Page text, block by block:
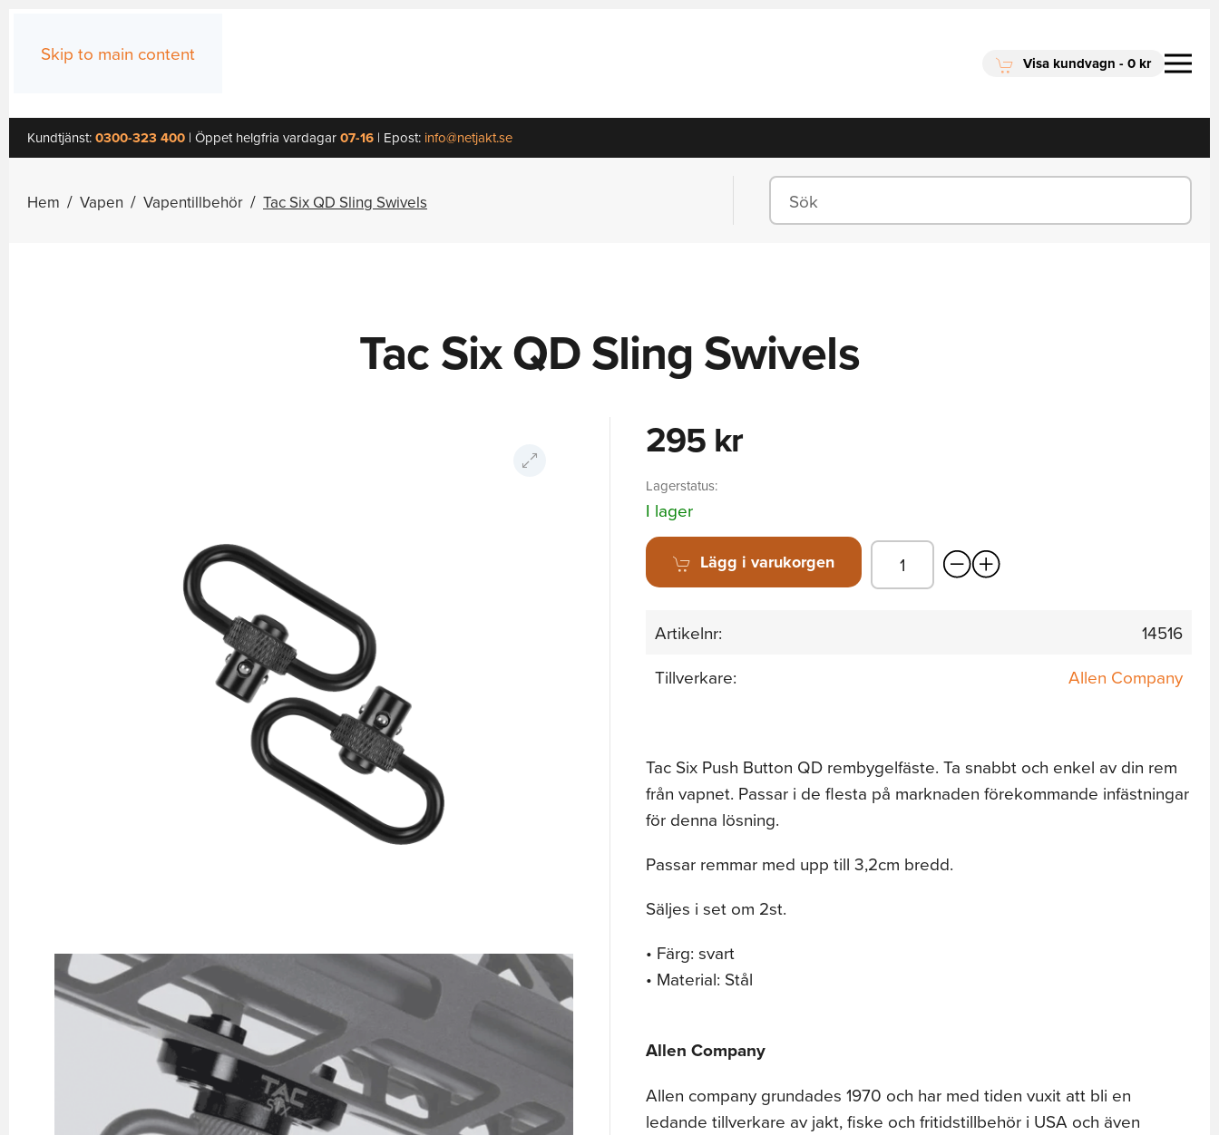
Skip to main content Visa kundvagn - 0 kr
Kundtjänst:0300-323 400 | Öppet helgfria vardagar07-16 | Epost: info@netjakt.se
Hem Vapen Vapentillbehör Tac Six QD Sling Swivels
Tac Six QD Sling Swivels
295 kr
Lagerstatus:
I lager
Lägg i varukorgen
Artikelnr:
14516
Tillverkare:
Allen Company
Tac Six Push Button QD rembygelfäste. Ta snabbt och enkel av din rem
från vapnet. Passar i de flesta på marknaden förekommande infästningar
för denna lösning.
Passar remmar med upp till 3,2cm bredd.
Säljes i set om 2st.
• Färg: svart
• Material: Stål
Allen Company
Allen company grundades 1970 och har med tiden vuxit att bli en
ledande tillverkare av jakt, fiske och fritidstillbehör i USA och även